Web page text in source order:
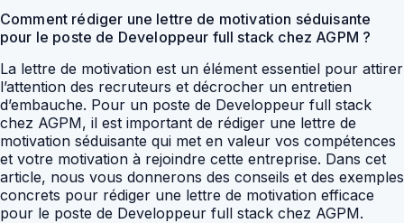
Comment rédiger une lettre de motivation séduisante
pour le poste de Developpeur full stack chez AGPM ?
La lettre de motivation est un élément essentiel pour attirer
l’attention des recruteurs et décrocher un entretien
d’embauche. Pour un poste de Developpeur full stack
chez AGPM, il est important de rédiger une lettre de
motivation séduisante qui met en valeur vos compétences
et votre motivation à rejoindre cette entreprise. Dans cet
article, nous vous donnerons des conseils et des exemples
concrets pour rédiger une lettre de motivation efficace
pour le poste de Developpeur full stack chez AGPM.